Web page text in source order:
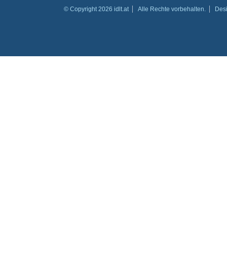
© Copyright 2026 idlt.at Alle Rechte vorbehalten.